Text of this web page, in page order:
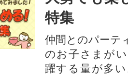
特集
仲間とのパーテ
のお子さまが
躍する量が多